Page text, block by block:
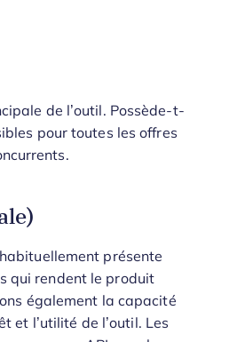
de l’outil. Possède-t-
pour toutes les offres
présente
qui rendent le produit
également la capacité
et l’utilité de l’outil. Les